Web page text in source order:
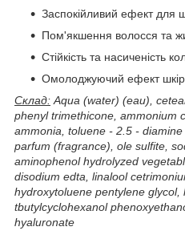
Заспокійливий ефект для
Пом'якшення волосся та
Стійкість та насиченість
Омолоджуючий ефект
Склад:Aqua (water) (eau),
phenyl trimethicone, ammonium
ammonia, toluene - 2.5 -
parfum (fragrance), ole sulfite,
aminophenol hydrolyzed
disodium edta, linalool
hydroxytoluene pentylene
tbutylcyclohexanol
hyaluronate